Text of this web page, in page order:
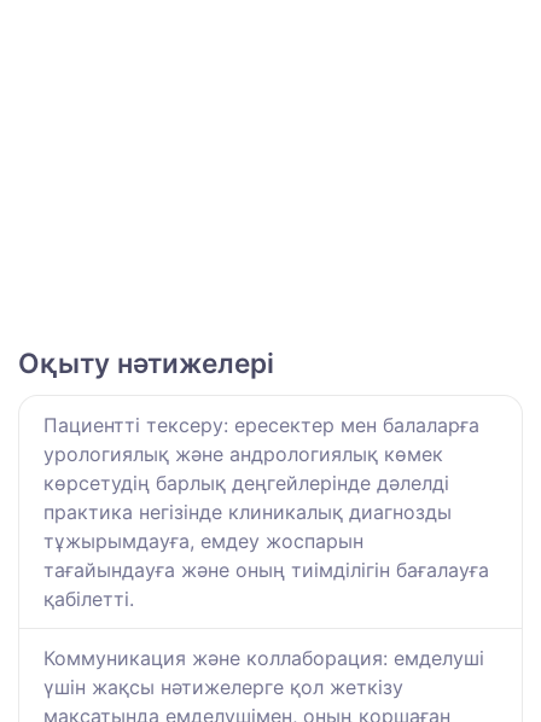
Оқыту нәтижелері
Пациентті тексеру: ересектер мен балаларға
урологиялық және андрологиялық көмек
көрсетудің барлық деңгейлерінде дәлелді
практика негізінде клиникалық диагнозды
тұжырымдауға, емдеу жоспарын
тағайындауға және оның тиімділігін бағалауға
қабілетті.
Коммуникация және коллаборация: емделуші
үшін жақсы нәтижелерге қол жеткізу
мақсатында емделушімен, оның қоршаған